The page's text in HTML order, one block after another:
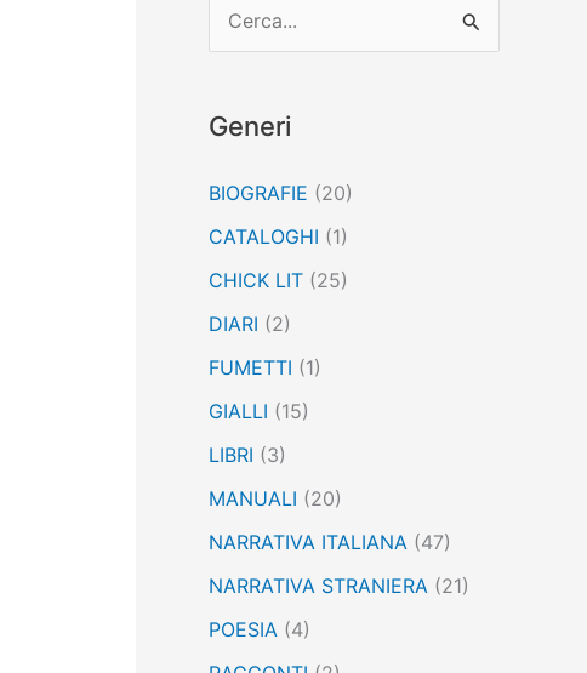
e
c
:
Generi
BIOGRAFIE (20)
CATALOGHI (1)
CHICK LIT (25)
DIARI (2)
FUMETTI (1)
GIALLI (15)
LIBRI (3)
MANUALI (20)
NARRATIVA ITALIANA (47)
NARRATIVA STRANIERA (21)
POESIA (4)